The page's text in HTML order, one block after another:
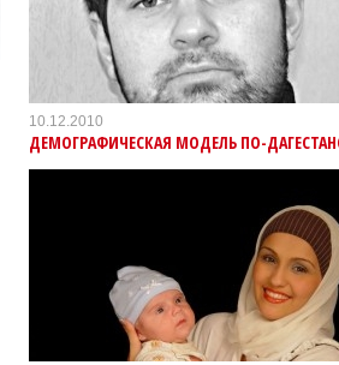
10.12.2010
ДЕМОГРАФИЧЕСКАЯ МОДЕЛЬ ПО-